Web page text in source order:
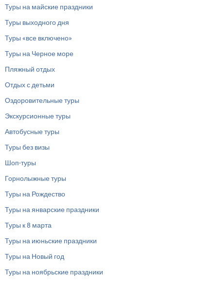
Туры на майские праздники
Туры выходного дня
Туры «все включено»
Туры на Черное море
Пляжный отдых
Отдых с детьми
Оздоровительные туры
Экскурсионные туры
Автобусные туры
Туры без визы
Шоп-туры
Горнолыжные туры
Туры на Рождество
Туры на январские праздники
Туры к 8 марта
Туры на июньские праздники
Туры на Новый год
Туры на ноябрьские праздники